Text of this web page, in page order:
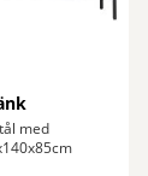
med